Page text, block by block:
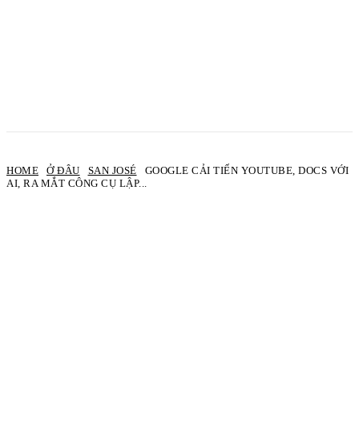
HOME Ở ĐÂU SAN JOSÉ
GOOGLE CẢI TIẾN YOUTUBE, DOCS VỚI
AI, RA MẮT CÔNG CỤ LẬP...